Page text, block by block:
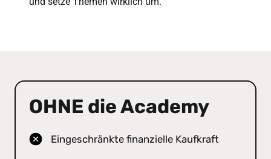
OHNE die Academy
Eingeschränkte finanzielle Kaufkraft